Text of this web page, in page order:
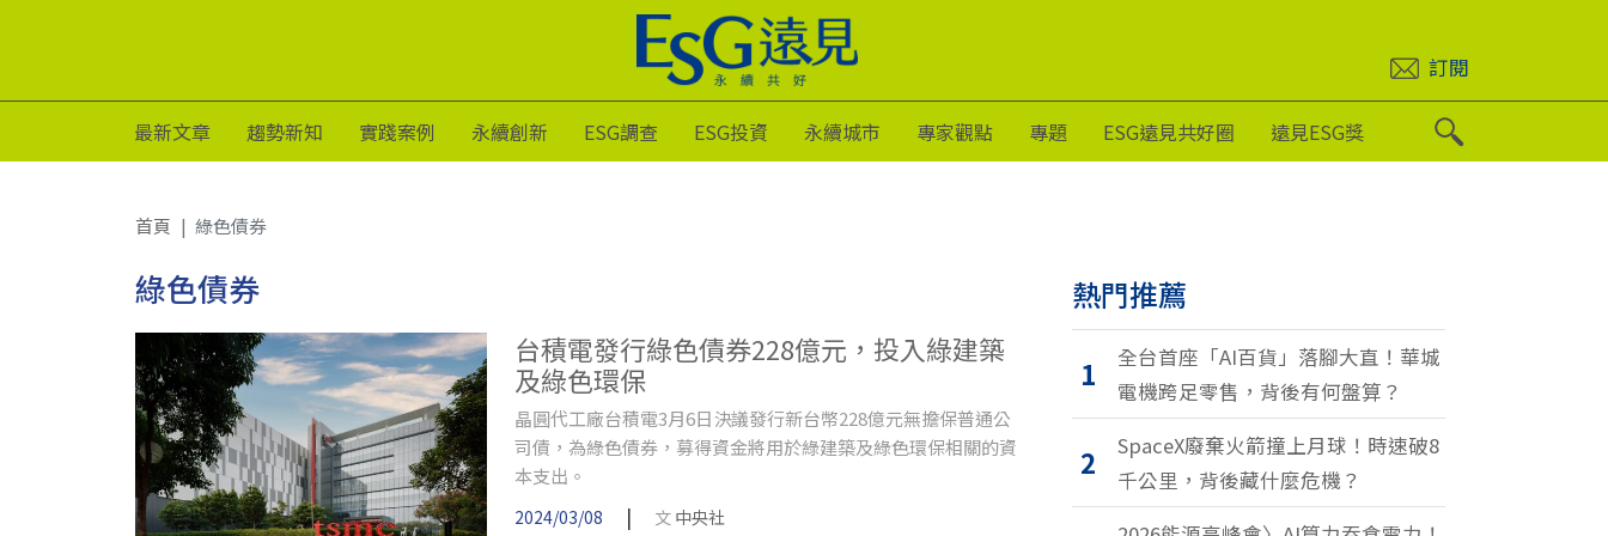
訂閱
最新文章 趨勢新知 實踐案例 永續創新 ESG調查 ESG投資 永續城市 專家觀點 專題 ESG遠見共好圈 遠見ESG獎
首頁 綠色債券
綠色債券
台積電發行綠色債券228億元，投入綠建築
及綠色環保
晶圓代工廠台積電3月6日決議發行新台幣228億元無擔保普通公
司債，為綠色債券，募得資金將用於綠建築及綠色環保相關的資
本支出。
2024/03/08 | 文 中央社
熱門推薦
1
全台首座「AI百貨」落腳大直！華城
電機跨足零售，背後有何盤算？
2
SpaceX廢棄火箭撞上月球！時速破8
千公里，背後藏什麼危機？